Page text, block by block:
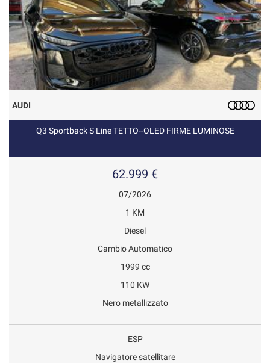
AUDI
Q3 Sportback S Line TETTO--OLED FIRME LUMINOSE
62.999 €
07/2026
1 KM
Diesel
Cambio Automatico
1999 cc
110 KW
Nero metallizzato
ESP
Navigatore satellitare